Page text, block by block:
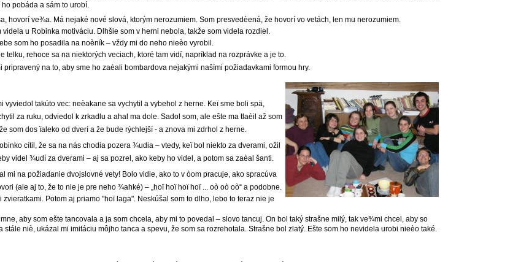
pobáda a sám to urobí.
hovorí ve¾a. Má nejaké nové slová, ktorým nerozumiem. Som presvedèená, že hovorí vo vetách, len mu nerozumiem.
u Robinka motiváciu. Dlhšie som v herni nebola, takže som videla rozdiel.
som ho posadila na noèník – vždy mi do neho nieèo vyrobil.
telku, rehoce sa na niektorých veciach, ktoré tam vidí, napríklad na rozprávke a je to.
pripravený na to, aby sme ho zaèali bombardova nejakými našími požiadavkami formou hry.
vyviedol takúto vec: neèakane sa vychytil a vybehol z herne. Keï sme boli spä,
za ruku, odviedol k zrkadlu a ahal ma dole. Sadol som, ale ešte ma tlaèil až som
som dos ïaleko od dverí a že bude rýchlejší - a znova mi zdrhol z herne.
cítil, že sa na nás chodia pozera ¾udia – vtedy, keï bol niekto za dverami, ožil
videl ¾udí za dverami – aj sa pozrel, ako keby ho videl, a potom sa zaèal šanti.
mi na požiadanie dvojslovné vety! Bolo vidie, ako to v òom pracuje, ako spracúva
(ale aj to, že to nie je pre neho ¾ahké) – „hoï hoï hoï hoï ... oò oò oò“ a podobne.
zvieratkami. Potom aj priamo "hoï laga". Neskúšal som to dlho, lebo to teraz nie je
aby som ešte tancovala a ja som chcela, aby mi to povedal – slovo tancuj. On bol taký strašne milý, tak ve¾mi chcel, aby so
stále niè, ukázal mi imitáciu môjho tanca a spevu, že som sa rozrehotala. Strašne bol zlatý. Ešte som ho nevidela urobi nieèo také.